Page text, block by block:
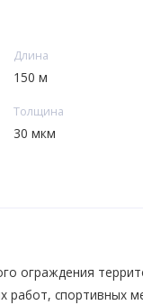
Длина
150 м
Толщина
30 мкм
ограждения
работ, спортивных